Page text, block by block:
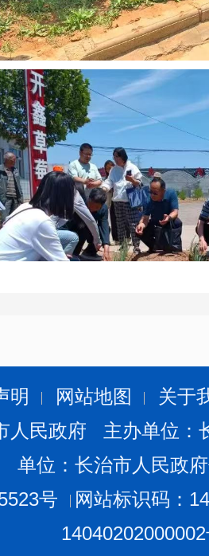
论联系实际，接地气，针对性强
在的问题，得到广大种植户的一
明 网站地图
关于
人民政府 主办单位
单位：长治市人民政
号
网站标识码：